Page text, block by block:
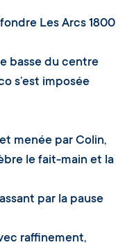
Les Arcs 1800
basse du centre
s’est imposée
menée par Colin,
le fait-main et la
par la pause
raffinement,